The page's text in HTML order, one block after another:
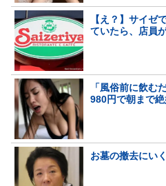
【え？】サイゼ
ていたら、店員
「風俗前に飲む
980円で朝まで絶
お墓の撤去にい